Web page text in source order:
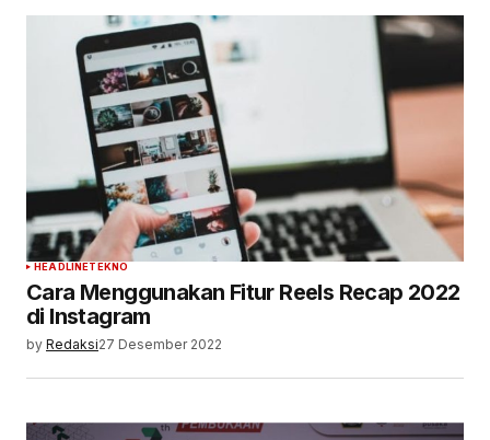
HEADLINETEKNO
Cara Menggunakan Fitur Reels Recap 2022
di Instagram
by Redaksi27 Desember 2022